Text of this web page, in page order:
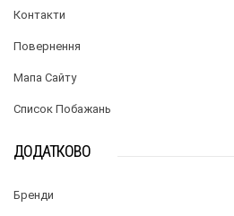
Контакти
Повернення
Мапа Сайту
Список Побажань
ДОДАТКОВО
Бренди